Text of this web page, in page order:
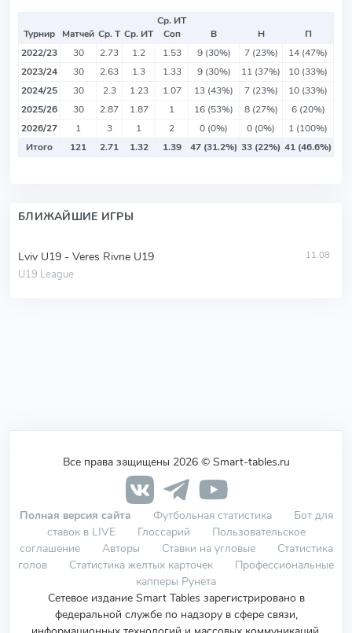
Турнир Матчей Ср. Т Ср. ИТ
Ср. ИТ
Соп
В Н
П
2022/23
30 2.73 1.2 1.53 9 (30%) 7 (23%)
14 (47%)
2023/24
30 2.63 1.3 1.33 9 (30%) 11 (37%)
10 (33%)
2024/25
30 2.3 1.23 1.07 13 (43%) 7 (23%)
10 (33%)
2025/26
30 2.87 1.87 1 16 (53%) 8 (27%)
6 (20%)
2026/27
1 3 1 2 0 (0%) 0 (0%)
1 (100%)
Итого
121 2.71 1.32 1.39 47 (31.2%) 33 (22%) 41 (46.6%)
БЛИЖАЙШИЕ ИГРЫ
Lviv U19 - Veres Rivne U19
U19 League
11.08
Все права защищены 2026 © Smart-tables.ru
Полная версия сайта Футбольная статистика
Бот для
ставок в LIVE
Глоссарий
Пользовательское
соглашение
Авторы Ставки на угловые
Статистика
голов
Статистика желтых карточек
Профессиональные
капперы Рунета
Сетевое издание Smart Tables зарегистрировано в
федеральной службе по надзору в сфере связи,